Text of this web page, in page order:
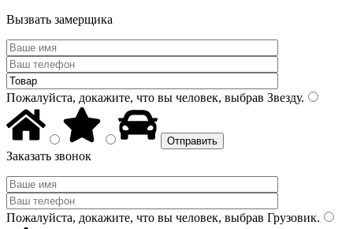
Вызвать замерщика
Пожалуйста, докажите, что вы человек, выбрав Звезду.
Заказать звонок
Пожалуйста, докажите, что вы человек, выбрав Грузовик.